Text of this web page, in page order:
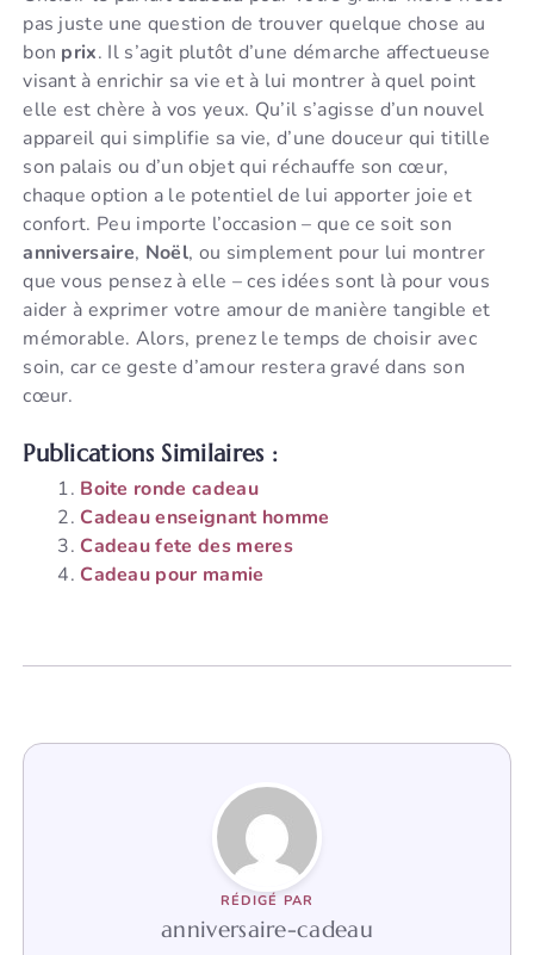
pas juste une question de trouver quelque chose au
bon prix. Il s’agit plutôt d’une démarche affectueuse
visant à enrichir sa vie et à lui montrer à quel point
elle est chère à vos yeux. Qu’il s’agisse d’un nouvel
appareil qui simplifie sa vie, d’une douceur qui titille
son palais ou d’un objet qui réchauffe son cœur,
chaque option a le potentiel de lui apporter joie et
confort. Peu importe l’occasion – que ce soit son
anniversaire, Noël, ou simplement pour lui montrer
que vous pensez à elle – ces idées sont là pour vous
aider à exprimer votre amour de manière tangible et
mémorable. Alors, prenez le temps de choisir avec
soin, car ce geste d’amour restera gravé dans son
cœur.
Publications Similaires :
Boite ronde cadeau
Cadeau enseignant homme
Cadeau fete des meres
Cadeau pour mamie
RÉDIGÉ PAR
anniversaire-cadeau